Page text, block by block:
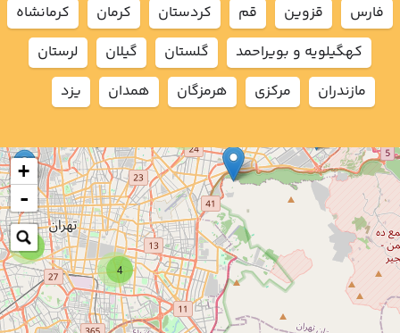
7
4
+
-
فارس
قزوين قم كردستان كرمان
كرمانشاه
كهگيلويه و بويراحمد
گلستان گيلان
لرستان
مازندران
مركزي هرمزگان همدان يزد